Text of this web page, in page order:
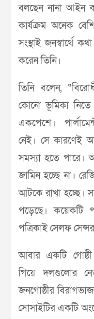
বলছেন নানা আইন
কার্যক্রম অনেক
সংস্থাই জনস্বার্থে
করেন তিনি।
তিনি বলেন,
কোনো ভূমিকা নিতে
একপেশে।
নেই। সে কারণেই
সমস্যা হতে পারে।
জামিন হচ্ছে না।
আটকে রাখা হচ্ছে।
পড়েছে। কয়েকটি
পত্রিকাই সেলফ
আবার একটি গোষ্ঠী
গিয়ে দলগুলোর
জনগোষ্ঠীর
সোসাইটির একটি